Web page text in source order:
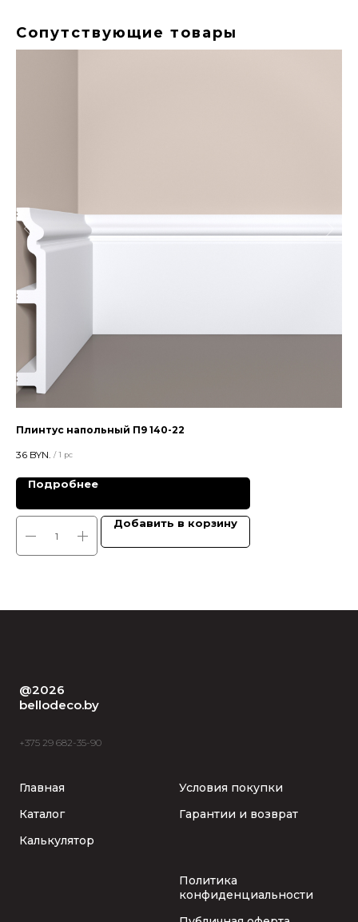
Сопутствующие товары
Плинтус напольный П9 140-22
36 BYN. / 1 pc
Подробнее
Добавить в корзину
@2026
bellodeco.by
+375 29 682-35-90
Главная
Каталог
Калькулятор
Условия покупки
Гарантии и возврат
Политика
конфиденциальности